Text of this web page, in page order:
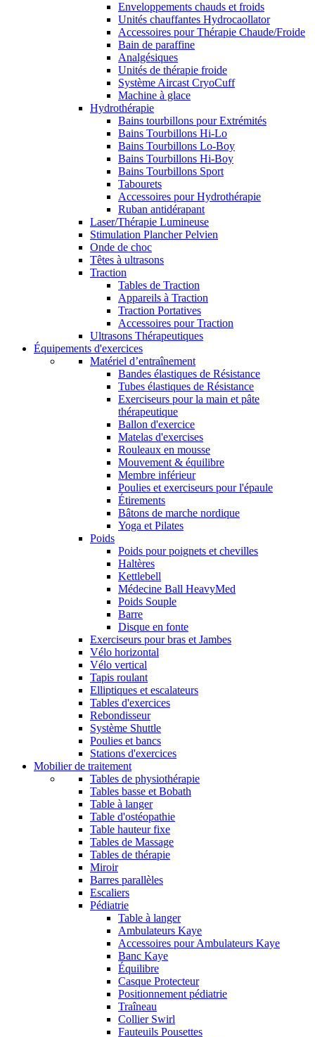
Enveloppements chauds et froids
Unités chauffantes Hydrocaollator
Accessoires pour Thérapie Chaude/Froide
Bain de paraffine
Analgésiques
Unités de thérapie froide
Système Aircast CryoCuff
Machine à glace
Hydrothérapie
Bains tourbillons pour Extrémités
Bains Tourbillons Hi-Lo
Bains Tourbillons Lo-Boy
Bains Tourbillons Hi-Boy
Bains Tourbillons Sport
Tabourets
Accessoires pour Hydrothérapie
Ruban antidérapant
Laser/Thérapie Lumineuse
Stimulation Plancher Pelvien
Onde de choc
Têtes à ultrasons
Traction
Tables de Traction
Appareils à Traction
Traction Portatives
Accessoires pour Traction
Ultrasons Thérapeutiques
Équipements d'exercices
Matériel d’entraînement
Bandes élastiques de Résistance
Tubes élastiques de Résistance
Exerciseurs pour la main et pâte
thérapeutique
Ballon d'exercice
Matelas d'exercises
Rouleaux en mousse
Mouvement & équilibre
Membre inférieur
Poulies et exerciseurs pour l'épaule
Étirements
Bâtons de marche nordique
Yoga et Pilates
Poids
Poids pour poignets et chevilles
Haltères
Kettlebell
Médecine Ball HeavyMed
Poids Souple
Barre
Disque en fonte
Exerciseurs pour bras et Jambes
Vélo horizontal
Vélo vertical
Tapis roulant
Elliptiques et escalateurs
Tables d'exercices
Rebondisseur
Système Shuttle
Poulies et bancs
Stations d'exercices
Mobilier de traitement
Tables de physiothérapie
Tables basse et Bobath
Table à langer
Table d'ostéopathie
Table hauteur fixe
Tables de Massage
Tables de thérapie
Miroir
Barres parallèles
Escaliers
Pédiatrie
Table à langer
Ambulateurs Kaye
Accessoires pour Ambulateurs Kaye
Banc Kaye
Équilibre
Casque Protecteur
Positionnement pédiatrie
Traîneau
Collier Swirl
Fauteuils Pousettes